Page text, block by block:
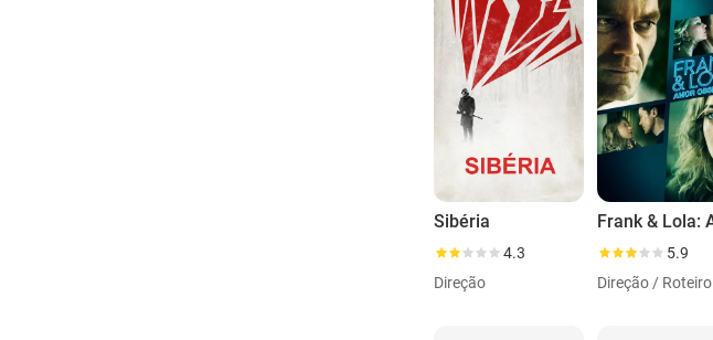
Sibéria
4.3
Direção
5.9
Direção / Roteiro